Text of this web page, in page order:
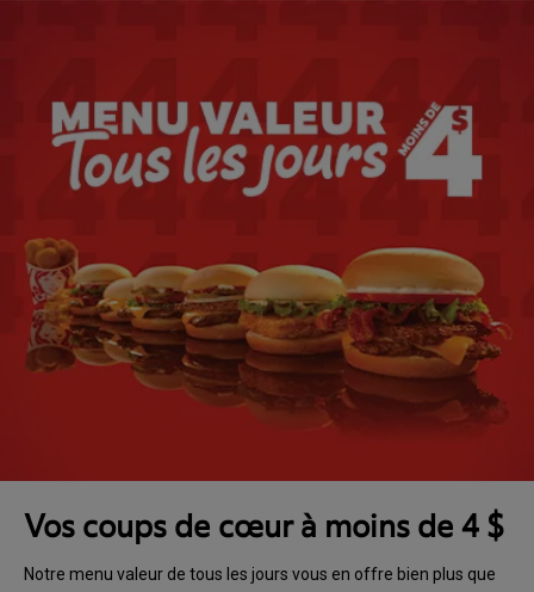
Vos coups de cœur à moins de 4 $
Notre menu valeur de tous les jours vous en offre bien plus que